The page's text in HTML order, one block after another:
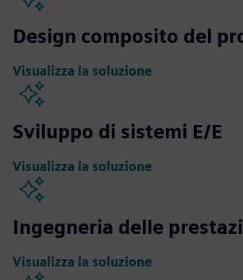
Design composito del
Visualizza la soluzione
Sviluppo di sistemi E/E
Visualizza la soluzione
Ingegneria delle
Visualizza la soluzione